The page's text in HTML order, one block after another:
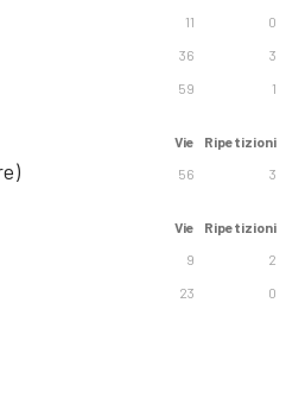
11 0
36 3
59 1
Vie Ripetizioni
56 3
Vie Ripetizioni
9 2
23 0